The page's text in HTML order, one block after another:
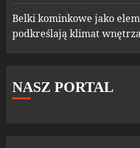
Belki kominkowe jako
podkreślają klimat
NASZ PORTAL